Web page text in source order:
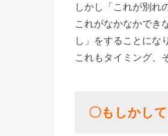
壊れるの
はラッキ
ーなお知
らせ
しかし「これが別れ
これがなかなかでき
し」をすることにな
これもタイミング、
〇もしかし